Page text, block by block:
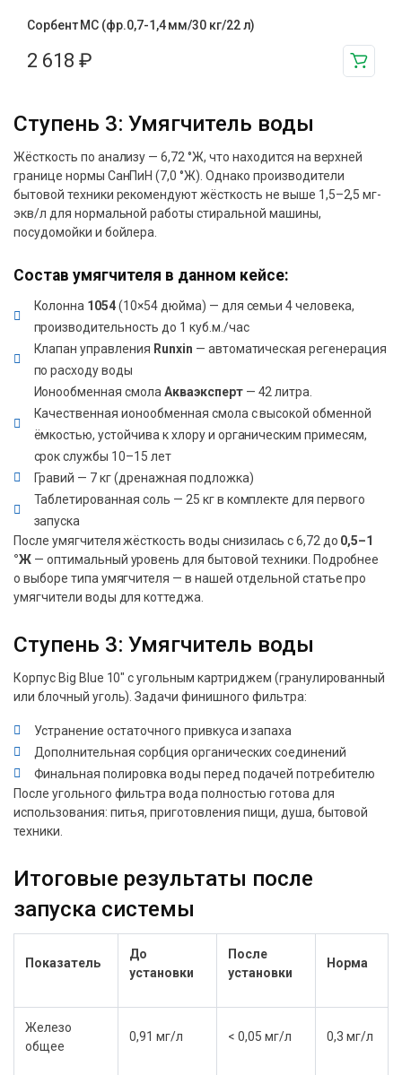
Сорбент МС (фр.0,7-1,4 мм/30 кг/22 л)
2 618 ₽
Ступень 3: Умягчитель воды
Жёсткость по анализу — 6,72 °Ж, что находится на верхней
границе нормы СанПиН (7,0 °Ж). Однако производители
бытовой техники рекомендуют жёсткость не выше 1,5–2,5 мг-
экв/л для нормальной работы стиральной машины,
посудомойки и бойлера.
Состав умягчителя в данном кейсе:
Колонна 1054(10×54 дюйма) — для семьи 4 человека,
производительность до 1 куб.м./час
Клапан управления Runxin — автоматическая регенерация
по расходу воды
Ионообменная смола Акваэксперт— 42 литра.
Качественная ионообменная смола с высокой обменной
ёмкостью, устойчива к хлору и органическим примесям,
срок службы 10–15 лет
Гравий — 7 кг (дренажная подложка)
Таблетированная соль — 25 кг в комплекте для первого
запуска
После умягчителя жёсткость воды снизилась с 6,72 до 0,5–1
°Ж— оптимальный уровень для бытовой техники. Подробнее
о выборе типа умягчителя — в нашей отдельной статье про
умягчители воды для коттеджа.
Ступень 3: Умягчитель воды
Корпус Big Blue 10″ с угольным картриджем (гранулированный
или блочный уголь). Задачи финишного фильтра:
Устранение остаточного привкуса и запаха
Дополнительная сорбция органических соединений
Финальная полировка воды перед подачей потребителю
После угольного фильтра вода полностью готова для
использования: питья, приготовления пищи, душа, бытовой
техники.
Итоговые результаты после
запуска системы
Показатель
До
установки
После
установки
Норма
Железо
общее
0,91 мг/л < 0,05 мг/л 0,3 мг/л